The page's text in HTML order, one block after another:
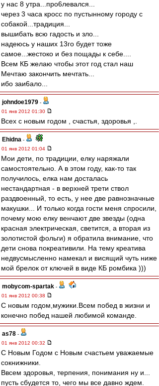
у нас 8 утра...про6левался...
через 3 часа кросс по пустынному городу с
собакой...традиция...
вышибать всю гадость и зло...
надеюсь у наших 13го будет тоже
самое...жестоко и без пощады к себе....
Всем КБ желаю чтобы этот год стал наш
Мечтаю закончить мечтать...
ибо заи6ало...
johndoe1979 -
01 янв 2012 01:30
Всех с новым годом , счастья, здоровья ,.
Ehidna -
01 янв 2012 01:04
Мои дети, по традиции, елку наряжали
самостоятельно. А в этом году, как-то так
получилось, елка нам досталась
нестандартная - в верхней трети ствол
раздвоенный, то есть, у нее две равнозначные
макушки... И только когда гости меня спросили,
почему мою елку венчают две звезды (одна
красная электрическая, светится, а вторая из
золотистой фольги) я обратила внимание, что
дети снова покреативили. На тему креатива
недвусмысленно намекал и висящий чуть ниже
мой брелок от ключей в виде КБ ромбика )))
mobycom-spartak -
01 янв 2012 00:38
С новым годом,мужики.Всем побед в жизни и
конечно побед нашей любимой команде.
as78 -
01 янв 2012 00:32
С Новым Годом с Новым счастьем уважаемые
сокнижники.
Ввсем здоровья, терпения, понимания ну и...
пусть сбудется то, чего мы все давно ждем.